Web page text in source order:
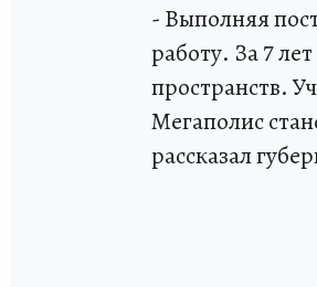
- Выполняя
работу. За 7
пространств.
Мегаполис
рассказал